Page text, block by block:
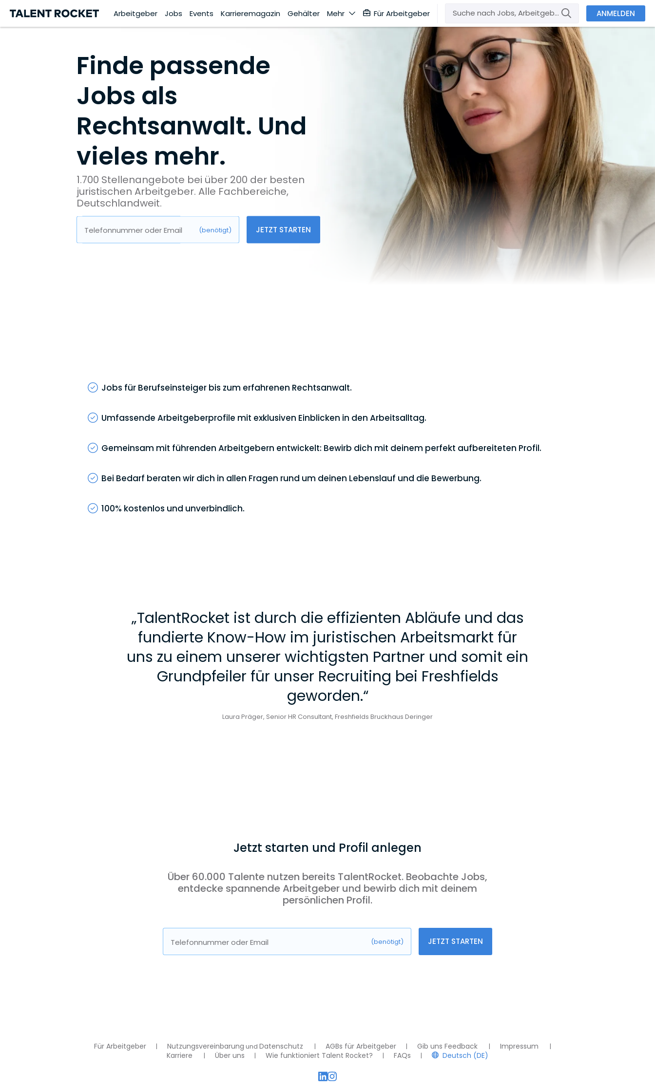
Arbeitgeber Jobs Events Karrieremagazin Gehälter Mehr Für Arbeitgeber ANMELDEN
Finde passende
Jobs als
Rechtsanwalt. Und
vieles mehr.
1.700 Stellenangebote bei über 200 der besten
juristischen Arbeitgeber. Alle Fachbereiche,
Deutschlandweit.
Telefonnummer oder Email (benötigt) JETZT STARTEN
Jobs für Berufseinsteiger bis zum erfahrenen Rechtsanwalt.
Umfassende Arbeitgeberprofile mit exklusiven Einblicken in den Arbeitsalltag.
Gemeinsam mit führenden Arbeitgebern entwickelt: Bewirb dich mit deinem perfekt aufbereiteten Profil.
Bei Bedarf beraten wir dich in allen Fragen rund um deinen Lebenslauf und die Bewerbung.
100% kostenlos und unverbindlich.
„TalentRocket ist durch die effizienten Abläufe und das
fundierte Know-How im juristischen Arbeitsmarkt für
uns zu einem unserer wichtigsten Partner und somit ein
Grundpfeiler für unser Recruiting bei Freshfields
geworden.“
Laura Präger, Senior HR Consultant, Freshfields Bruckhaus Deringer
Jetzt starten und Profil anlegen
Über 60.000 Talente nutzen bereits TalentRocket. Beobachte Jobs,
entdecke spannende Arbeitgeber und bewirb dich mit deinem
persönlichen Profil.
Telefonnummer oder Email (benötigt) JETZT STARTEN
Für Arbeitgeber Nutzungsvereinbarung und Datenschutz AGBs für Arbeitgeber Gib uns Feedback
Impressum
Karriere
Über uns Wie funktioniert Talent Rocket? FAQs Deutsch (DE)